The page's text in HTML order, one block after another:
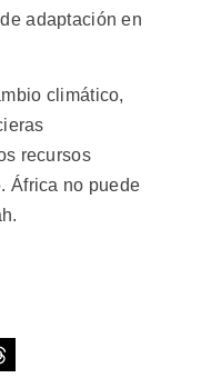
adaptación en
climático,
recursos
África no puede